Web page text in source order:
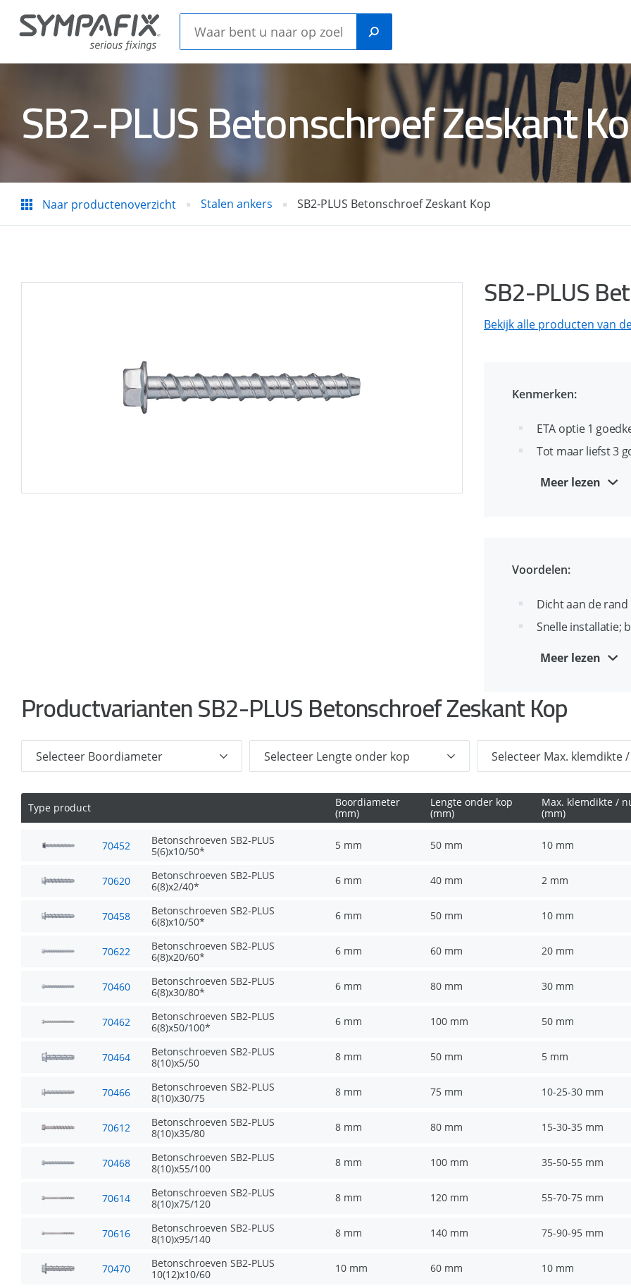
Chemische
ankers
Stalen ankers
Kunststof
constructiepluggen
Isolatiedoorns
Beton- Staal-
Gastackers
SB2-PLUS Betonschroef Zeskant
Naar productenoverzicht Stalen ankers SB2-PLUS Betonschroef Zeskant Kop
SB2-PLUS
Bekijk alle producten van
Kenmerken:
ETA optie 1
Tot maar liefst 3
Vrijwel
drukvastheid:
Diameter en
Eenvoudige
Meer lezen
Voordelen:
Dicht aan de
Snelle installatie;
Geen
verankeringen
Geschikt voor
Meer lezen
Productvarianten SB2-PLUS Betonschroef Zeskant Kop
Type product
Boordiameter
(mm)
Lengte onder kop
(mm)
Max. klemdikte /
(mm)
70452
Betonschroeven SB2-PLUS
5(6)x10/50*
5 mm 50 mm 10 mm
70620
Betonschroeven SB2-PLUS
6(8)x2/40*
6 mm 40 mm 2 mm
70458
Betonschroeven SB2-PLUS
6(8)x10/50*
6 mm 50 mm 10 mm
70622
Betonschroeven SB2-PLUS
6(8)x20/60*
6 mm 60 mm 20 mm
70460
Betonschroeven SB2-PLUS
6(8)x30/80*
6 mm 80 mm 30 mm
70462
Betonschroeven SB2-PLUS
6(8)x50/100*
6 mm 100 mm 50 mm
70464
Betonschroeven SB2-PLUS
8(10)x5/50
8 mm 50 mm 5 mm
70466
Betonschroeven SB2-PLUS
8(10)x30/75
8 mm 75 mm 10-25-30 mm
70612
Betonschroeven SB2-PLUS
8(10)x35/80
8 mm 80 mm 15-30-35 mm
70468
Betonschroeven SB2-PLUS
8(10)x55/100
8 mm 100 mm 35-50-55 mm
70614
Betonschroeven SB2-PLUS
8(10)x75/120
8 mm 120 mm 55-70-75 mm
70616
Betonschroeven SB2-PLUS
8(10)x95/140
8 mm 140 mm 75-90-95 mm
70470
Betonschroeven SB2-PLUS
10(12)x10/60
10 mm 60 mm 10 mm